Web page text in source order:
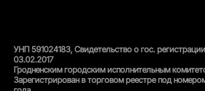
УНП 591024183, Свидетельство о гос.
03.02.2017
Гродненским городским исполнительным
Зарегистрирован в торговом реестре под